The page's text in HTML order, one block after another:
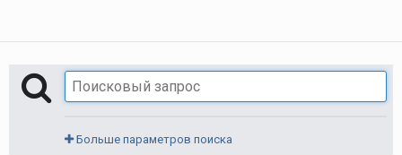
Больше параметров поиска